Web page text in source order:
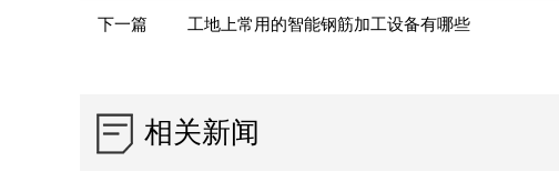
下一篇 工地上常用的智能钢筋加工设备有哪些
相关新闻